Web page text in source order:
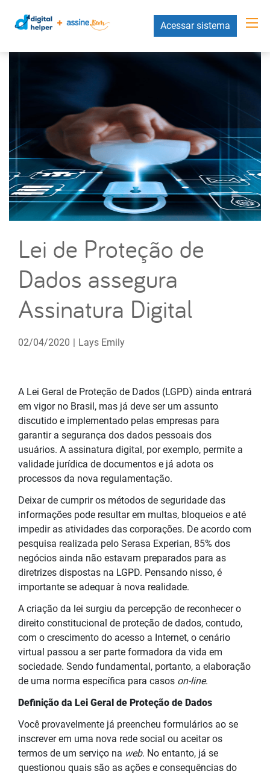
Acessar sistema
Lei de Proteção de
Dados assegura
Assinatura Digital
02/04/2020 | Lays Emily
A Lei Geral de Proteção de Dados (LGPD) ainda entrará
em vigor no Brasil, mas já deve ser um assunto
discutido e implementado pelas empresas para
garantir a segurança dos dados pessoais dos
usuários. A assinatura digital, por exemplo, permite a
validade jurídica de documentos e já adota os
processos da nova regulamentação.
Deixar de cumprir os métodos de seguridade das
informações pode resultar em multas, bloqueios e até
impedir as atividades das corporações. De acordo com
pesquisa realizada pelo Serasa Experian, 85% dos
negócios ainda não estavam preparados para as
diretrizes dispostas na LGPD. Pensando nisso, é
importante se adequar à nova realidade.
A criação da lei surgiu da percepção de reconhecer o
direito constitucional de proteção de dados, contudo,
com o crescimento do acesso a Internet, o cenário
virtual passou a ser parte formadora da vida em
sociedade. Sendo fundamental, portanto, a elaboração
de uma norma específica para casos on-line.
Definição da Lei Geral de Proteção de Dados
Você provavelmente já preencheu formulários ao se
inscrever em uma nova rede social ou aceitar os
termos de um serviço na web. No entanto, já se
questionou quais são as ações e consequências do